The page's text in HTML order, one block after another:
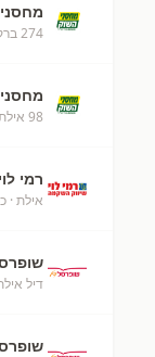
274 ברקת אילת מחסני השוק
98 אילת
רמי לוי
אילת ·
דיל